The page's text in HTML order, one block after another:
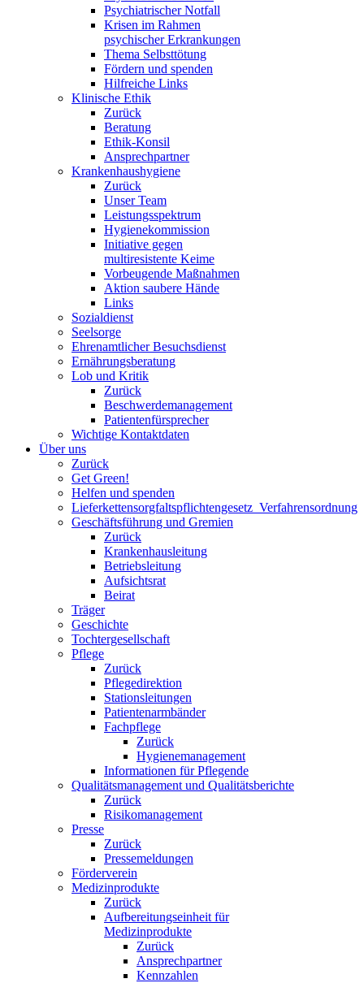
Psychiatrischer Notfall
Krisen im Rahmen
psychischer Erkrankungen
Thema Selbsttötung
Fördern und spenden
Hilfreiche Links
Klinische Ethik
Zurück
Beratung
Ethik-Konsil
Ansprechpartner
Krankenhaushygiene
Zurück
Unser Team
Leistungsspektrum
Hygienekommission
Initiative gegen
multiresistente Keime
Vorbeugende Maßnahmen
Aktion saubere Hände
Links
Sozialdienst
Seelsorge
Ehrenamtlicher Besuchsdienst
Ernährungsberatung
Lob und Kritik
Zurück
Beschwerdemanagement
Patientenfürsprecher
Wichtige Kontaktdaten
Über uns
Zurück
Get Green!
Helfen und spenden
Lieferkettensorgfaltspflichtengesetz_Verfahrensordnung
Geschäftsführung und Gremien
Zurück
Krankenhausleitung
Betriebsleitung
Aufsichtsrat
Beirat
Träger
Geschichte
Tochtergesellschaft
Pflege
Zurück
Pflegedirektion
Stationsleitungen
Patientenarmbänder
Fachpflege
Zurück
Hygienemanagement
Informationen für Pflegende
Qualitätsmanagement und Qualitätsberichte
Zurück
Risikomanagement
Presse
Zurück
Pressemeldungen
Förderverein
Medizinprodukte
Zurück
Aufbereitungseinheit für
Medizinprodukte
Zurück
Ansprechpartner
Kennzahlen